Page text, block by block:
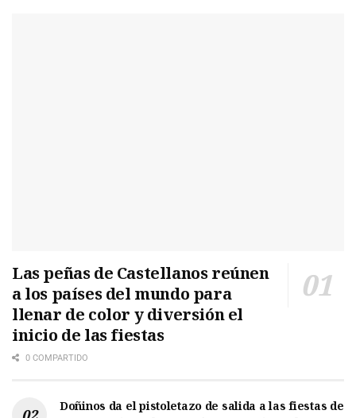
Las peñas de Castellanos reúnen
a los países del mundo para
llenar de color y diversión el
inicio de las fiestas
0 COMPARTIDO
Doñinos da el pistoletazo de salida a las fiestas de